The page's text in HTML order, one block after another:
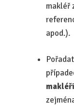
makléř
apod.).